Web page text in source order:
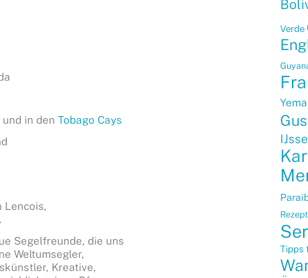
in den Tobago Cays
Lencois,
Segelfreunde, die uns
Weltumsegler,
Kreative,
Verde
Rezept
Tipps